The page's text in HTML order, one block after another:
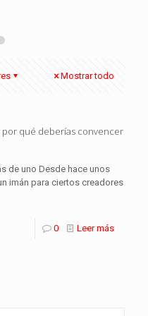
Mostrar todo
qué deberías convencer
de uno Desde hace unos
imán para ciertos creadores
0 Leer más